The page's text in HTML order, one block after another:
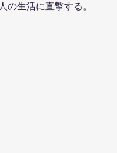
の生活に直撃する。